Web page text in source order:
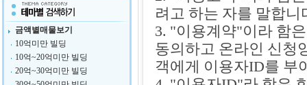
금액별매물보기
10억미만 빌딩
10억~20억미만 빌딩
20억~30억미만 빌딩
려고 하는 자를 말합니
3. "이용계약"이라 함
동의하고 온라인 신청
객에게 이용자ID를 부